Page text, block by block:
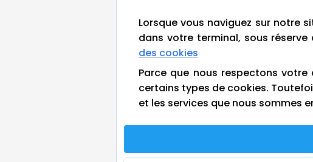
Lorsque vous naviguez sur notre
dans votre terminal, sous
des cookies
Parce que nous respectons
certains types de cookies.
et les services que nous sommes